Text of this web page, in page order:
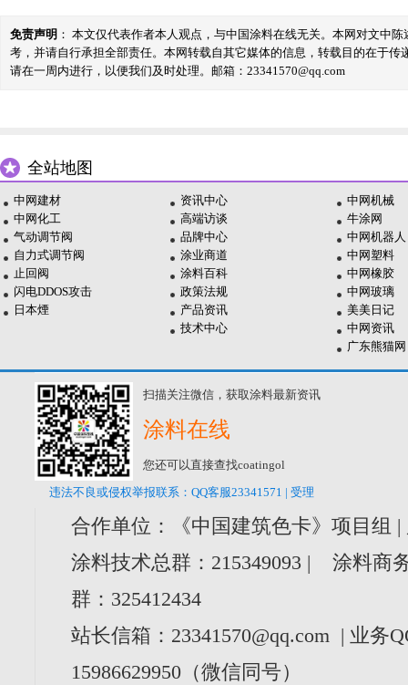
免责声明 ： 本文仅代表作者本人观点，与中国涂料在线无关。本网对文中
考，并请自行承担全部责任。本网转载自其它媒体的信息，转载目的在于
请在一周内进行，以便我们及时处理。邮箱：23341570@qq.com
全站地图
中网建材
中网化工
气动调节阀
自力式调节阀
止回阀
闪电DDOS攻击
日本煙
资讯中心
高端访谈
品牌中心
涂业商道
涂料百科
政策法规
产品资讯
技术中心
中网机械
牛涂网
中网机器人
中网塑料
中网橡胶
中网玻璃
美美日记
中网资讯
广东熊猫网
扫描关注微信，获取涂料最新资讯
涂料在线
您还可以直接查找coatingol
违法不良或侵权举报联系：QQ客服23341571 | 受理
合作单位：《中国建筑色卡》项目组
涂料技术总群：215349093 | 涂料商
群：325412434
站长信箱：23341570@qq.com | 业务
15986629950（微信同号）